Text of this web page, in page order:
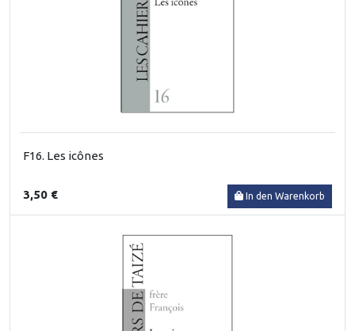
F16. Les icônes
3,50 € In den Warenkorb